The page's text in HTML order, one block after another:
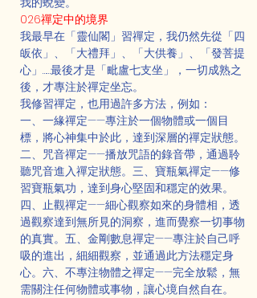
026禪定中的境界
我最早在「靈仙閣」習禪定，我仍然先從「四
皈依」、「大禮拜」、「大供養」、「發菩提
心」……最後才是「毗盧七支坐」，一切成熟之
後，才專注於禪定坐忘。
我修習禪定，也用過許多方法，例如：
一、一緣禪定——專注於一個物體或一個目
標，將心神集中於此，達到深層的禪定狀態。
二、咒音禪定——播放咒語的錄音帶，通過聆
聽咒音進入禪定狀態。三、寶瓶氣禪定——修
習寶瓶氣功，達到身心堅固和穩定的效果。
四、止觀禪定——細心觀察如來的身體相，透
過觀察達到無所見的洞察，進而覺察一切事物
的真實。五、金剛數息禪定——專注於自己呼
吸的進出，細細觀察，並通過此方法穩定身
心。六、不專注物體之禪定——完全放鬆，無
需關注任何物體或事物，讓心境自然自在。